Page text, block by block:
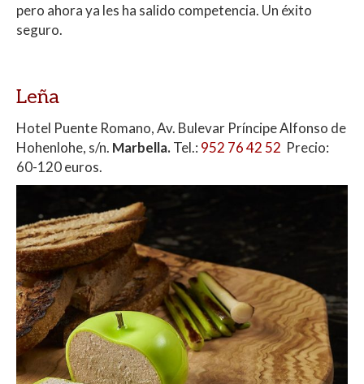
pero ahora ya les ha salido competencia. Un éxito
seguro.
Leña
Hotel Puente Romano, Av. Bulevar Príncipe Alfonso de
Hohenlohe, s/n. Marbella.Tel.: 952 76 42 52 Precio:
60-120 euros.